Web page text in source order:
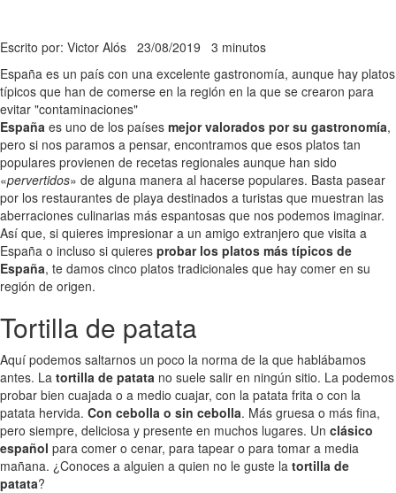
Escrito por: Victor Alós 23/08/2019 3 minutos
España es un país con una excelente gastronomía, aunque hay platos
típicos que han de comerse en la región en la que se crearon para
evitar "contaminaciones"
España es uno de los países mejor valorados por su gastronomía,
pero si nos paramos a pensar, encontramos que esos platos tan
populares provienen de recetas regionales aunque han sido
«pervertidos» de alguna manera al hacerse populares. Basta pasear
por los restaurantes de playa destinados a turistas que muestran las
aberraciones culinarias más espantosas que nos podemos imaginar.
Así que, si quieres impresionar a un amigo extranjero que visita a
España o incluso si quieres probar los platos más típicos de
España, te damos cinco platos tradicionales que hay comer en su
región de origen.
Tortilla de patata
Aquí podemos saltarnos un poco la norma de la que hablábamos
antes. La tortilla de patata no suele salir en ningún sitio. La podemos
probar bien cuajada o a medio cuajar, con la patata frita o con la
patata hervida. Con cebolla o sin cebolla. Más gruesa o más fina,
pero siempre, deliciosa y presente en muchos lugares. Un clásico
español para comer o cenar, para tapear o para tomar a media
mañana. ¿Conoces a alguien a quien no le guste la tortilla de
patata?